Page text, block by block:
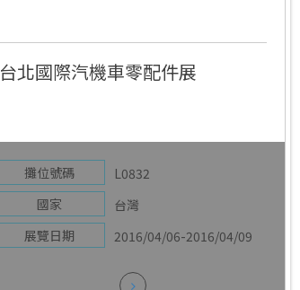
台北國際汽機車零配件展
攤位號碼
L0832
國家
台灣
展覽日期
2016/04/06-2016/04/09